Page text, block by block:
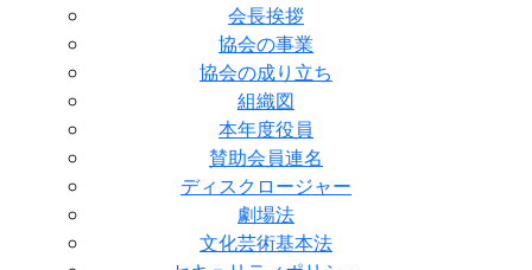
会長挨拶
協会の事業
協会の成り立ち
組織図
本年度役員
賛助会員連名
ディスクロージャー
劇場法
文化芸術基本法